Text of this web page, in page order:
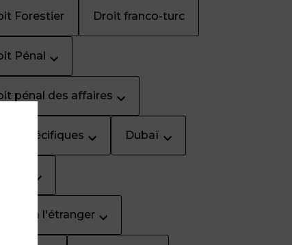
Forestier Droit franco-turc
Pénal
pénal des affaires
spécifiques Dubaï
à l'étranger